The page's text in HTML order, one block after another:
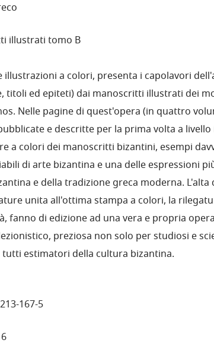
illustrati tomo B
illustrazioni a colori, presenta i capolavori
titoli ed epiteti) dai manoscritti illustrati dei
Nelle pagine di quest'opera (in quattro
e descritte per la prima volta a
a colori dei manoscritti bizantini, esempi
di arte bizantina e una delle espressioni
e della tradizione greca moderna.
unita all'ottima stampa a colori, la
fanno di edizione ad una vera e propria
preziosa non solo per studiosi e
tutti estimatori della cultura bizantina.
167-5